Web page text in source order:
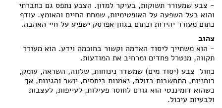
- צבע שמעורר תשוקות, בעיקר למזון. הצבע נתפס גם כחברתי
והוא בעל השפעה על האופטימיות, שמחת החיים והאומץ. עודף
כתום מעורר יהירות וכתום בגוון אפרסק ישפיע על חיי האהבה.
צהוב
- הוא משתייך ליסוד האדמה וקשור בחוכמה וידע. הוא מעורר
תקווה, מנטרל פחדים ומרחיב את המודעות.
כחול  צבע (יסוד מים) שמשדר נינוחות, שלווה, השראה, עומק,
רוחניות, התחשבות בזולת, נאמנות ביחסים, יושר והגינות, אך
כשהוא דומיננטי הוא גורם לחוסר פעילות, לעייפות, לעצבות
ולבעיות עיכול.